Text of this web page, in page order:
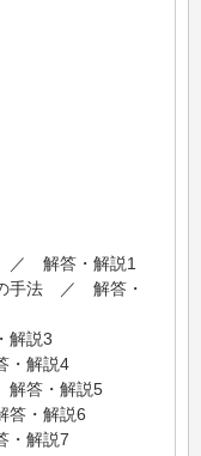
／ 解答・解説1
手法 ／ 解答・
説3
解説4
答・解説5
・解説6
解説7